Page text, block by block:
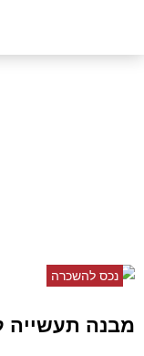
נכס להשכרה
מבנה תעשייה